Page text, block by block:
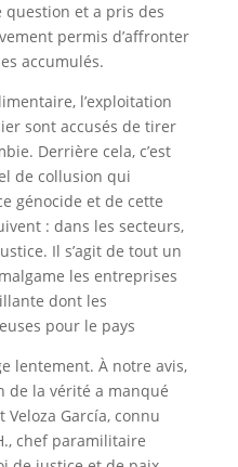
question et a pris des
permis d’affronter
accumulés.
l’exploitation
sont accusés de tirer
Derrière cela, c’est
de collusion qui
génocide et de cette
: dans les secteurs,
Il s’agit de tout un
les entreprises
dont les
pour le pays
lentement. À notre avis,
de la vérité a manqué
García, connu
chef paramilitaire